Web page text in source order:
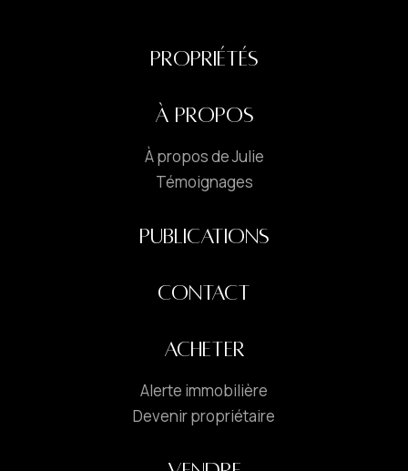
PROPRIÉTÉS
À PROPOS
À propos de Julie
Témoignages
PUBLICATIONS
CONTACT
ACHETER
Alerte immobilière
Devenir propriétaire